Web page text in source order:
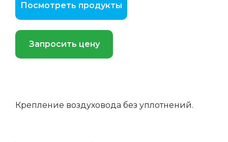
Посмотреть продукты
Запросить цену
Крепление воздуховода без уплотнений.